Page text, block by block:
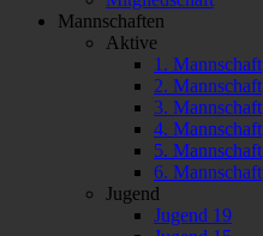
Mannschaften
Aktive
1. Mannschaft
2. Mannschaft
3. Mannschaft
4. Mannschaft
5. Mannschaft
6. Mannschaft
Jugend
Jugend 19